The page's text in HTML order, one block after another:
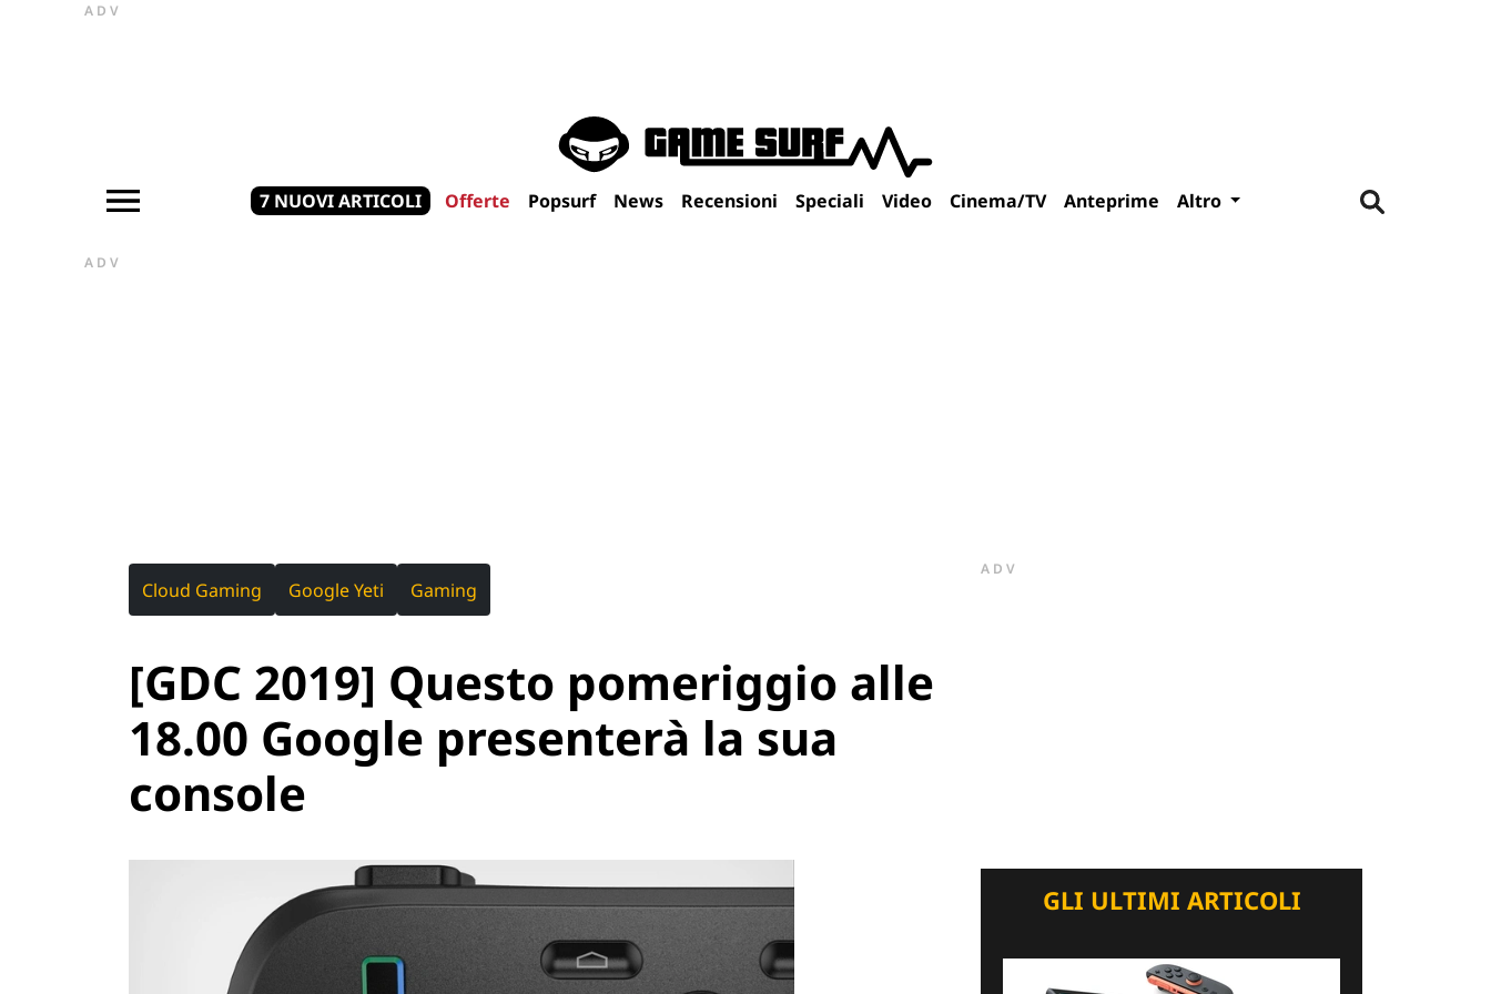
ADV
7 NUOVI ARTICOLI Offerte Popsurf News Recensioni Speciali Video Cinema/TV Anteprime Altro
ADV
Cloud Gaming Google Yeti Gaming
[GDC 2019] Questo pomeriggio alle
18.00 Google presenterà la sua
console
ADV
GLI ULTIMI ARTICOLI